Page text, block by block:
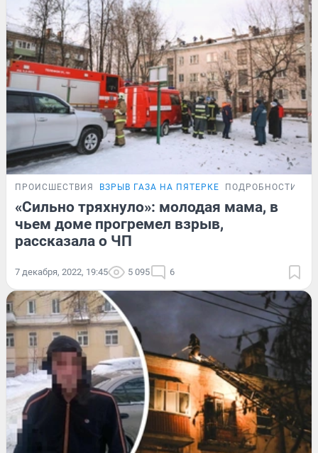
ПРОИСШЕСТВИЯ ВЗРЫВ ГАЗА НА ПЯТЕРКЕ ПОДРОБНОСТИ
«Сильно тряхнуло»: молодая мама, в
чьем доме прогремел взрыв,
рассказала о ЧП
7 декабря, 2022, 19:45 5 095 6